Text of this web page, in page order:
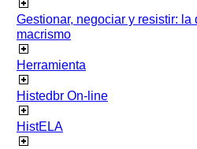
Gestionar, negociar y resistir:
macrismo
Herramienta
Histedbr On-line
HistELA